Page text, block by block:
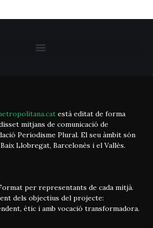
està editat de forma
mitjans de comunicació de
Periodisme Plural. El seu àmbit són
Llobregat, Barcelonès i el Vallès.
per representants de cada mitjà.
dels objectius del projecte:
ètic i amb vocació transformadora.